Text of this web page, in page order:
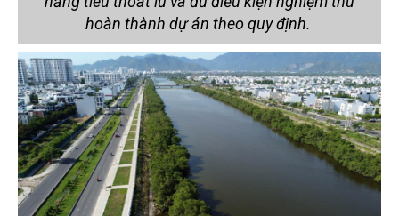
hoàn thành dự án theo quy định.